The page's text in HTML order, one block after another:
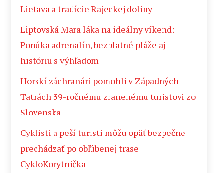
Lietava a tradície Rajeckej doliny
Liptovská Mara láka na ideálny víkend:
Ponúka adrenalín, bezplatné pláže aj
históriu s výhľadom
Horskí záchranári pomohli v Západných
Tatrách 39-ročnému zranenému turistovi zo
Slovenska
Cyklisti a peší turisti môžu opäť bezpečne
prechádzať po obľúbenej trase
CykloKorytnička